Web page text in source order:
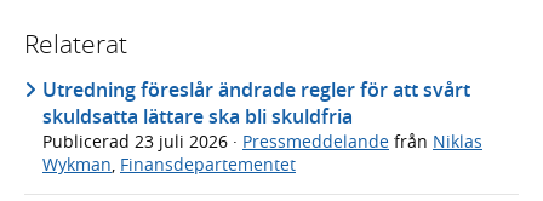
Relaterat
Utredning föreslår ändrade regler för att svårt
skuldsatta lättare ska bli skuldfria
Publicerad 23 juli 2026 · Pressmeddelande från Niklas
Wykman, Finansdepartementet